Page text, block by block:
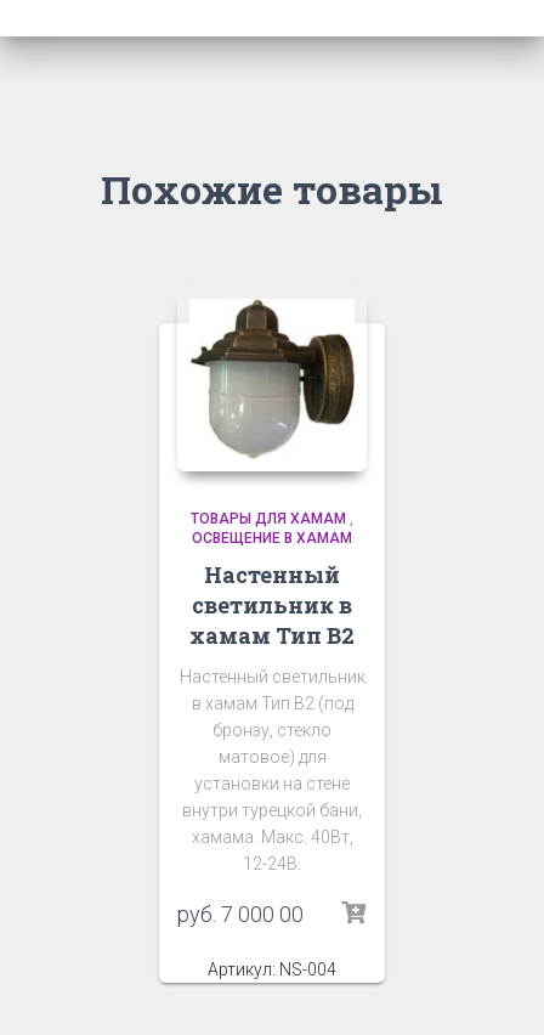
Похожие товары
ТОВАРЫ ДЛЯ ХАМАМ ,
ОСВЕЩЕНИЕ В ХАМАМ
Настенный
светильник в
хамам Тип В2
Настенный светильник
в хамам Тип В2 (под
бронзу, стекло
матовое) для
установки на стене
внутри турецкой бани,
хамама. Макс. 40Вт,
12-24В.
руб. 7 000 00
Артикул: NS-004